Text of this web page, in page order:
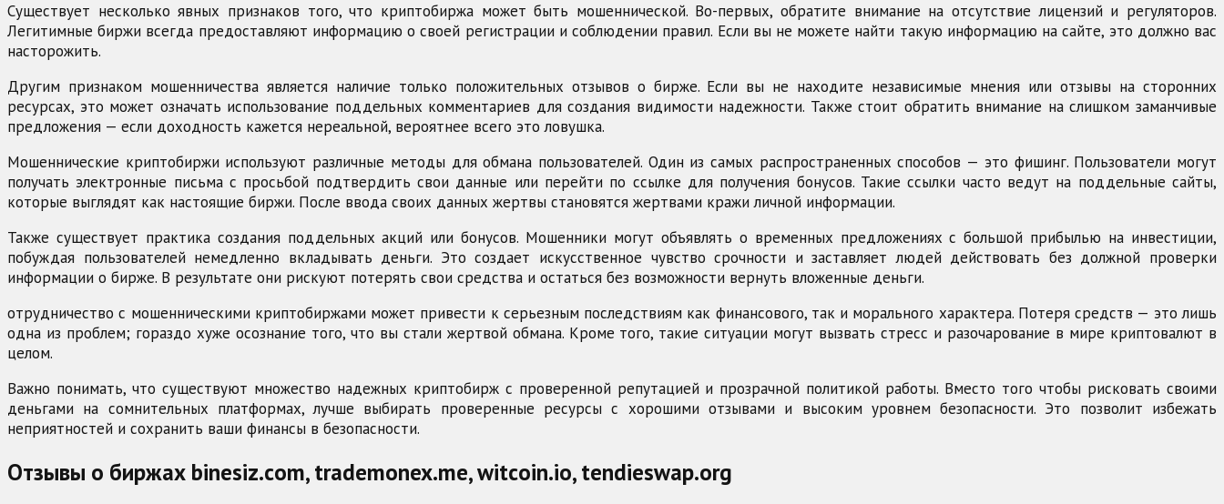
Существует несколько явных признаков того, что криптобиржа может быть мошеннической. Во-первых, обратите внимание на отсутствие лицензий и регуляторов.
Легитимные биржи всегда предоставляют информацию о своей регистрации и соблюдении правил. Если вы не можете найти такую информацию на сайте, это должно вас
насторожить.
Другим признаком мошенничества является наличие только положительных отзывов о бирже. Если вы не находите независимые мнения или отзывы на сторонних
ресурсах, это может означать использование поддельных комментариев для создания видимости надежности. Также стоит обратить внимание на слишком заманчивые
предложения — если доходность кажется нереальной, вероятнее всего это ловушка.
Мошеннические криптобиржи используют различные методы для обмана пользователей. Один из самых распространенных способов — это фишинг. Пользователи могут
получать электронные письма с просьбой подтвердить свои данные или перейти по ссылке для получения бонусов. Такие ссылки часто ведут на поддельные сайты,
которые выглядят как настоящие биржи. После ввода своих данных жертвы становятся жертвами кражи личной информации.
Также существует практика создания поддельных акций или бонусов. Мошенники могут объявлять о временных предложениях с большой прибылью на инвестиции,
побуждая пользователей немедленно вкладывать деньги. Это создает искусственное чувство срочности и заставляет людей действовать без должной проверки
информации о бирже. В результате они рискуют потерять свои средства и остаться без возможности вернуть вложенные деньги.
отрудничество с мошенническими криптобиржами может привести к серьезным последствиям как финансового, так и морального характера. Потеря средств — это лишь
одна из проблем; гораздо хуже осознание того, что вы стали жертвой обмана. Кроме того, такие ситуации могут вызвать стресс и разочарование в мире криптовалют в
целом.
Важно понимать, что существуют множество надежных криптобирж с проверенной репутацией и прозрачной политикой работы. Вместо того чтобы рисковать своими
деньгами на сомнительных платформах, лучше выбирать проверенные ресурсы с хорошими отзывами и высоким уровнем безопасности. Это позволит избежать
неприятностей и сохранить ваши финансы в безопасности.
Отзывы о биржах binesiz.com, trademonex.me, witcoin.io, tendieswap.org